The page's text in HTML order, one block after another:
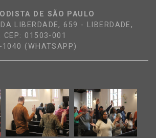
DE SÃO PAULO
LIBERDADE, 659 - LIBERDADE,
CEP: 01503-001
(WHATSAPP)